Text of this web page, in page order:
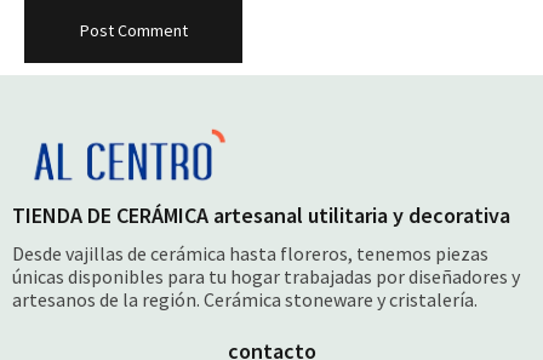
TIENDA DE CERÁMICA artesanal utilitaria y decorativa
Desde vajillas de cerámica hasta floreros, tenemos piezas
únicas disponibles para tu hogar trabajadas por diseñadores y
artesanos de la región. Cerámica stoneware y cristalería.
contacto